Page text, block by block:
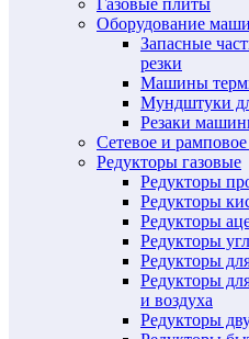
Оборудование
Запасные
резки
Машины
Мундштуки
Резаки
Сетевое и
Редукторы газовые
Редукторы
Редукторы
Редукторы
Редукторы
Редукторы
Редукторы
и воздуха
Редукторы